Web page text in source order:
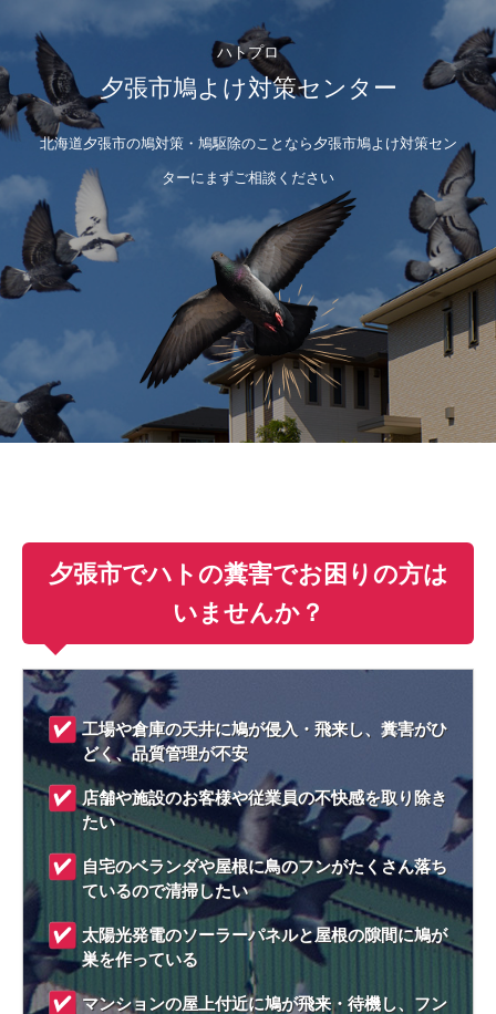
ハトプロ
夕張市鳩よけ対策センター
北海道夕張市の鳩対策・鳩駆除のことなら夕張市鳩よけ対策セン
ターにまずご相談ください
夕張市でハトの糞害でお困りの方は
いませんか？
工場や倉庫の天井に鳩が侵入・飛来し、糞害がひ
どく、品質管理が不安
店舗や施設のお客様や従業員の不快感を取り除き
たい
自宅のベランダや屋根に鳥のフンがたくさん落ち
ているので清掃したい
太陽光発電のソーラーパネルと屋根の隙間に鳩が
巣を作っている
マンションの屋上付近に鳩が飛来・待機し、フン